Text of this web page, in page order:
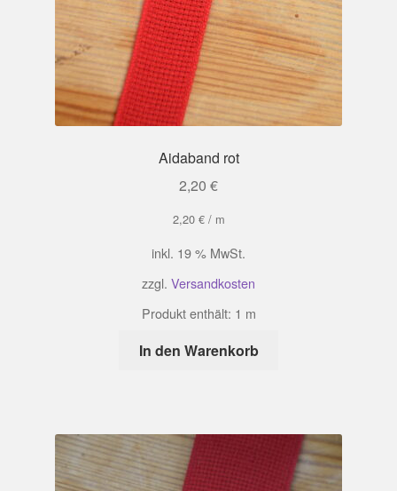
Aidaband rot
2,20 €
2,20 €/ m
inkl. 19 % MwSt.
zzgl. Versandkosten
Produkt enthält: 1 m
In den Warenkorb